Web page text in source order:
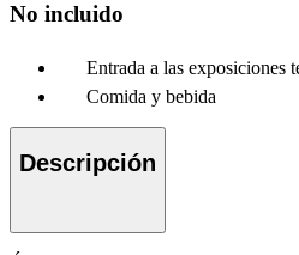
No incluido
Entrada a las exposiciones
Comida y bebida
Descripción